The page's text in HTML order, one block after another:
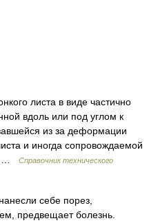
листа в виде частично
вдоль или под углом к
из за деформации
и иногда сопровождаемой
…
Справочник технического
себе порез,
предвещает болезнь.